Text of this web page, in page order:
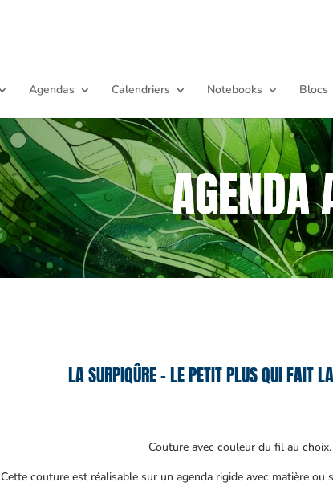
Agendas Calendriers Notebooks Blocs
AGENDA
LA SURPIQÛRE – LE PETIT PLUS QUI FAIT
Couture avec couleur du fil au choix.
Cette couture est réalisable sur un agenda rigide avec matière